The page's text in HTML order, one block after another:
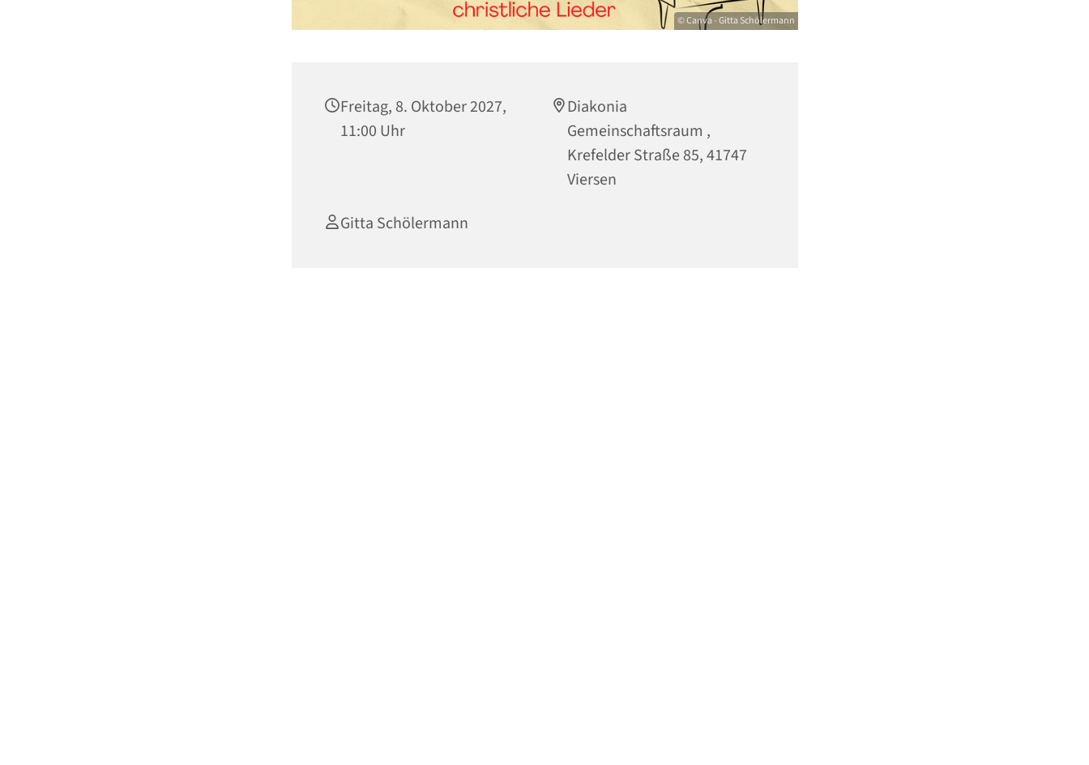
© Canva - Gitta Schölermann
Freitag, 8. Oktober 2027,
11:00 Uhr
Diakonia
Gemeinschaftsraum ,
Krefelder Straße 85, 41747
Viersen
Gitta Schölermann